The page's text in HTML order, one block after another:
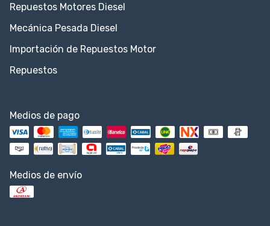
Repuestos Motores Diesel
Mecánica Pesada Diesel
Importación de Repuestos Motor
Repuestos
Medios de pago
Medios de envío